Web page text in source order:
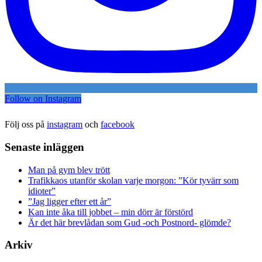
Follow on Instagram
Följ oss på instagram och facebook
Senaste inläggen
Man på gym blev trött
Trafikkaos utanför skolan varje morgon: ”Kör tyvärr som
idioter”
”Jag ligger efter ett år”
Kan inte åka till jobbet – min dörr är förstörd
Är det här brevlådan som Gud -och Postnord- glömde?
Arkiv